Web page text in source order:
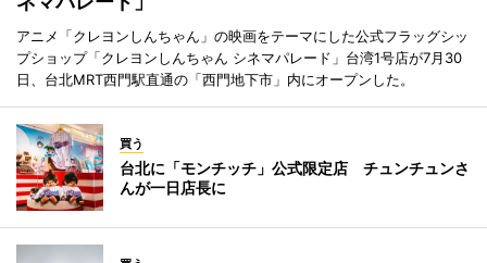
アニメ「クレヨンしんちゃん」の映画をテーマにした公式フラッグシッ
プショップ「クレヨンしんちゃん シネマパレード」台湾1号店が7月30
日、台北MRT西門駅直通の「西門地下市」内にオープンした。
買う
台北に「モンチッチ」公式限定店 チュンチュンさ
んが一日店長に